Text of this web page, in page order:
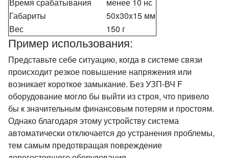
Габариты
50x30x15 мм
Вес
150 г
Пример использования:
Представьте себе ситуацию, когда в системе связи
происходит резкое повышение напряжения или
возникает короткое замыкание. Без УЗП-ВЧ F
оборудование могло бы выйти из строя, что привело
бы к значительным финансовым потерям и простоям.
Однако благодаря этому устройству система
автоматически отключается до устранения проблемы,
тем самым предотвращая повреждение